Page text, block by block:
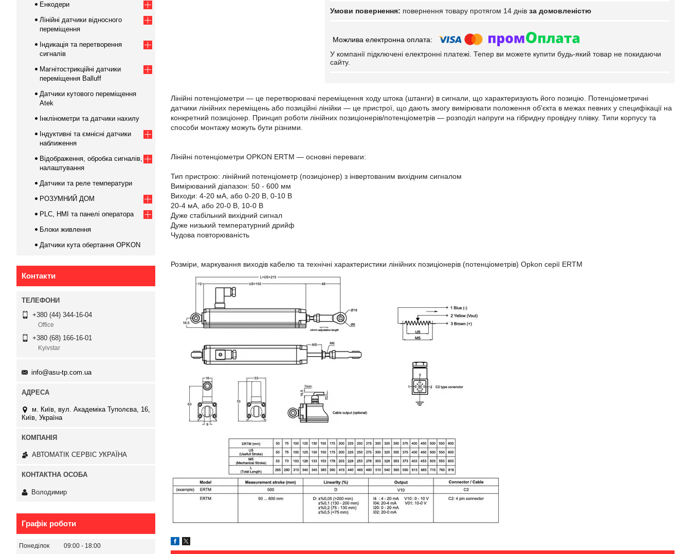
повернення товару протягом 14 днів за домовленістю
У компанії підключені електронні платежі. Тепер ви можете купити будь-який товар не покидаючи
сайту.
Лінійні потенціометри — це перетворювачі переміщення ходу штока (штанги) в сигнали, що характеризують його позицію. Потенціометричні
датчики лінійних переміщень або позиційні лінійки — це пристрої, що дають змогу вимірювати положення об'єкта в межах певних у специфікації на
конкретний позиціонер. Принцип роботи лінійних позиціонерів/потенціометрів — розподіл напруги на гібридну провідну плівку. Типи корпусу та
способи монтажу можуть бути різними.
Лінійні потенціометри OPKON ERTM — основні переваги:
Тип пристрою: лінійний потенціометр (позиціонер) з інвертованим вихідним сигналом
Вимірюваний діапазон: 50 - 600 мм
Виходи: 4-20 мА, або 0-20 В, 0-10 В
20-4 мА, або 20-0 В, 10-0 В
Дуже стабільний вихідний сигнал
Дуже низький температурний дрийф
Чудова повторюваність
Розміри, маркування виходів кабелю та технічні характеристики лінійних позиціонерів (потенціометрів) Opkon серії ERTM
Енкодери
Лінійні датчики відносного
переміщення
Індикація та перетворення
сигналів
Магнітострикційні датчики
переміщення Balluff
Датчики кутового переміщення
Atek
Інклінометри та датчики нахилу
Індуктивні та ємнісні датчики
наближення
Відображення, обробка сигналів,
налаштування
Датчики та реле температури
РОЗУМНИЙ ДОМ
PLC, HMI та панелі оператора
Блоки живлення
Датчики кута обертання OPKON
Контакти
+380 (44) 344-16-04
Office
+380 (68) 166-16-01
Kyivstar
info@asu-tp.com.ua
м. Київ, вул. Академіка Туполєва, 16,
Київ, Україна
АВТОМАТІК СЕРВІС УКРАЇНА
Володимир
Графік роботи
Понеділок 09:00
18:00